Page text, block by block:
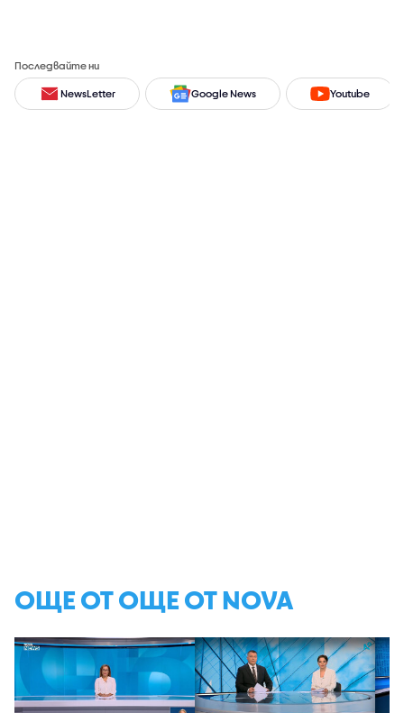
Последвайте ни
NewsLetter Google News Youtube
ОЩЕ ОТ ОЩЕ ОТ NOVA